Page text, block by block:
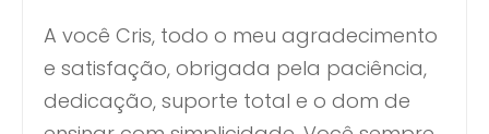
A você Cris, todo o meu agradecimento
e satisfação, obrigada pela paciência,
dedicação, suporte total e o dom de